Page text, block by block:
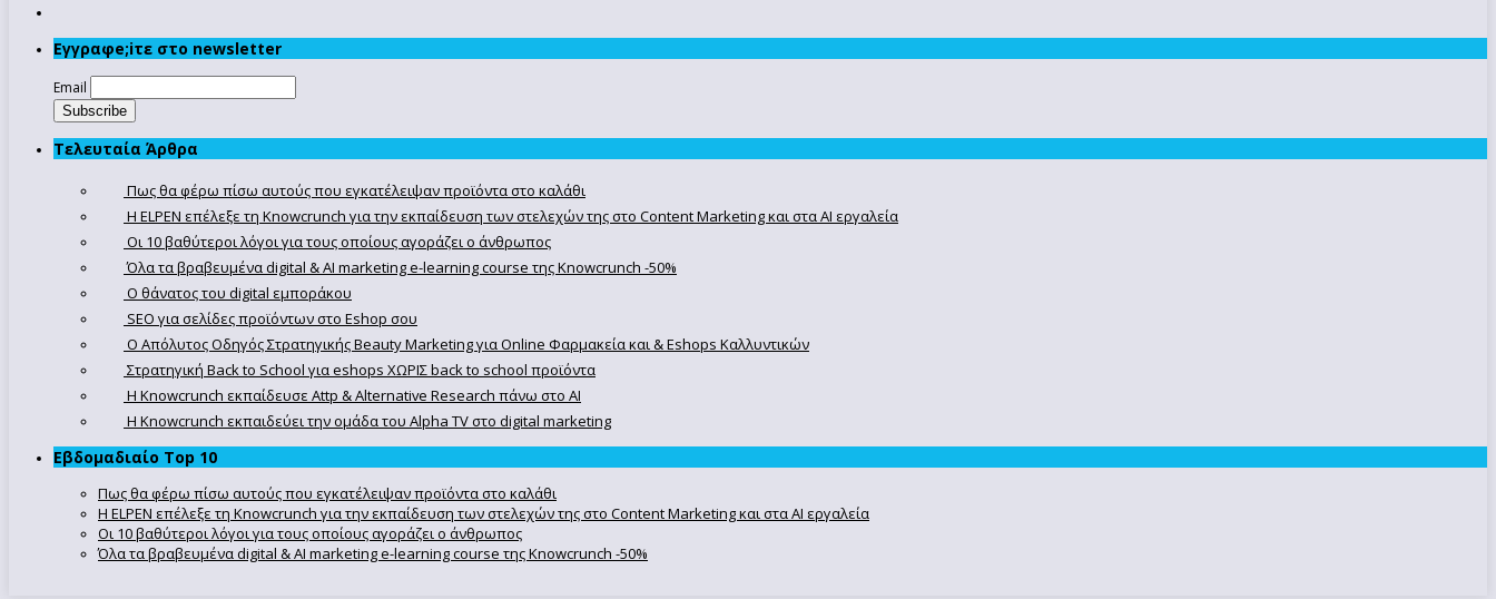
Εγγραφe;iτε στο newsletter
Email
Τελευταία Άρθρα
Πως θα φέρω πίσω αυτούς που εγκατέλειψαν προϊόντα στο καλάθι
Η ELPEN επέλεξε τη Knowcrunch για την εκπαίδευση των στελεχών της στο Content Marketing και στα AI εργαλεία
Οι 10 βαθύτεροι λόγοι για τους οποίους αγοράζει ο άνθρωπος
Όλα τα βραβευμένα digital & AI marketing e-learning course της Knowcrunch -50%
Ο θάνατος του digital εμποράκου
SEO για σελίδες προϊόντων στο Eshop σου
Ο Απόλυτoς Οδηγός Στρατηγικής Beauty Marketing για Online Φαρμακεία και & Eshops Καλλυντικών
Στρατηγική Back to School για eshops ΧΩΡΙΣ back to school προϊόντα
Η Knowcrunch εκπαίδευσε Attp & Alternative Research πάνω στο ΑΙ
Η Knowcrunch εκπαιδεύει την ομάδα του Alpha TV στο digital marketing
Εβδομαδιαίο Top 10
Πως θα φέρω πίσω αυτούς που εγκατέλειψαν προϊόντα στο καλάθι
Η ELPEN επέλεξε τη Knowcrunch για την εκπαίδευση των στελεχών της στο Content Marketing και στα AI εργαλεία
Οι 10 βαθύτεροι λόγοι για τους οποίους αγοράζει ο άνθρωπος
Όλα τα βραβευμένα digital & AI marketing e-learning course της Knowcrunch -50%